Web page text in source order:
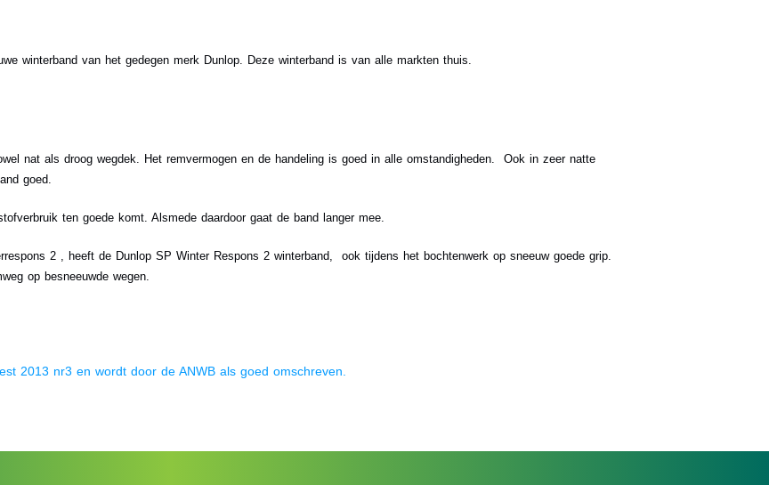
winterband van het gedegen merk Dunlop. Deze winterband is van alle markten thuis.
nat als droog wegdek. Het remvermogen en de handeling is goed in alle omstandigheden. Ook in zeer natte
goed.
ten goede komt. Alsmede daardoor gaat de band langer mee.
2 , heeft de Dunlop SP Winter Respons 2 winterband, ook tijdens het bochtenwerk op sneeuw goede grip.
op besneeuwde wegen.
2013 nr3 en wordt door de ANWB als goed omschreven.